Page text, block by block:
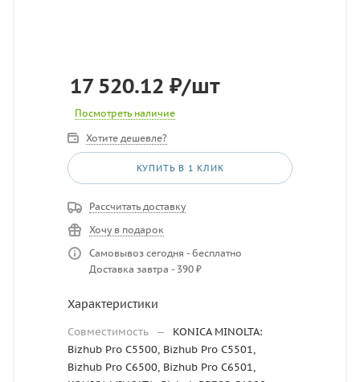
17 520.12 ₽/шт
Посмотреть наличие
Хотите дешевле?
КУПИТЬ В 1 КЛИК
Рассчитать доставку
Хочу в подарок
Самовывоз сегодня - бесплатно
Доставка завтра - 390 ₽
Характеристики
Совместимость —
KONICA MINOLTA:
Bizhub Pro C5500, Bizhub Pro C5501,
Bizhub Pro C6500, Bizhub Pro C6501,